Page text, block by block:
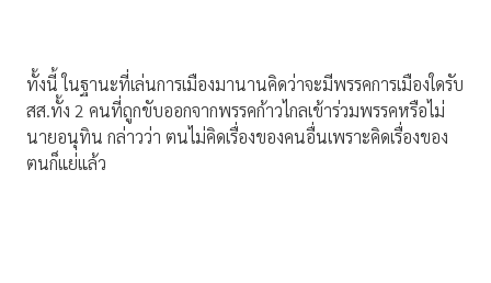
ทั้งนี้ ในฐานะที่เล่นการเมืองมานานคิดว่าจะมีพรรคการเมืองใดรับ
สส.ทั้ง 2 คนที่ถูกขับออกจากพรรคก้าวไกลเข้าร่วมพรรคหรือไม่
นายอนุทิน กล่าวว่า ตนไม่คิดเรื่องของคนอื่นเพราะคิดเรื่องของ
ตนก็แย่แล้ว